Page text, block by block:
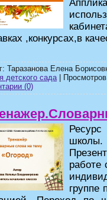
,конкурсах,в
Таразанова Елена
детского сада|
(0)
школы.
работе
группе